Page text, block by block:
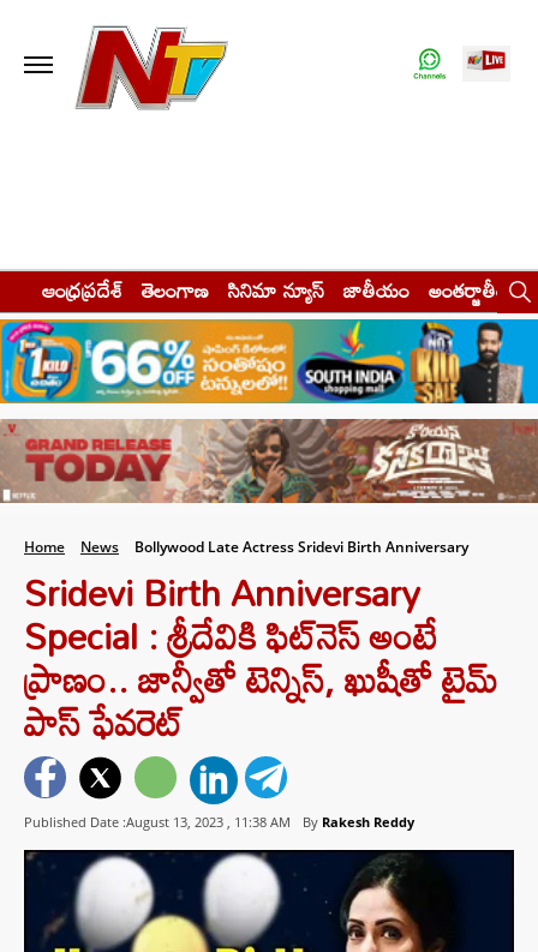
ఆంధ్రప్రదేశ్ తెలంగాణ సినిమా న్యూస్ జాతీయం అంతర్జాతీయం
Home News Bollywood Late Actress Sridevi Birth Anniversary
Sridevi Birth Anniversary
Special : శ్రీదేవికి ఫిట్‌నెస్ అంటే
ప్రాణం.. జాన్వీతో టెన్నిస్, ఖుషీతో టైమ్
పాస్ ఫేవరెట్
Published Date :August 13, 2023 , 11:38 AM By Rakesh Reddy